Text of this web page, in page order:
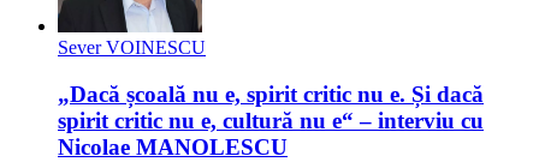
Sever VOINESCU
„Dacă școală nu e, spirit critic nu e. Și dacă
spirit critic nu e, cultură nu e“ – interviu cu
Nicolae MANOLESCU